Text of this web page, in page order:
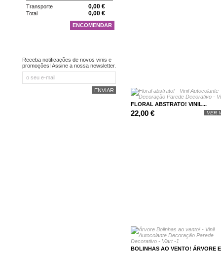
FLORAL ABSTRATO! VINIL...
22,00 € VER
BOLINHAS AO VENTO! ÁRVORE
Transporte 0,00 €
Total 0,00 €
ENCOMENDAR
Receba notificações de novos vinis e
promoções! Assine a nossa newsletter.